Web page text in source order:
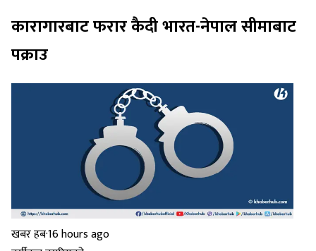
कारागारबाट फरार कैदी भारत-नेपाल सीमाबाट
पक्राउ
खबर हब·16 hours ago